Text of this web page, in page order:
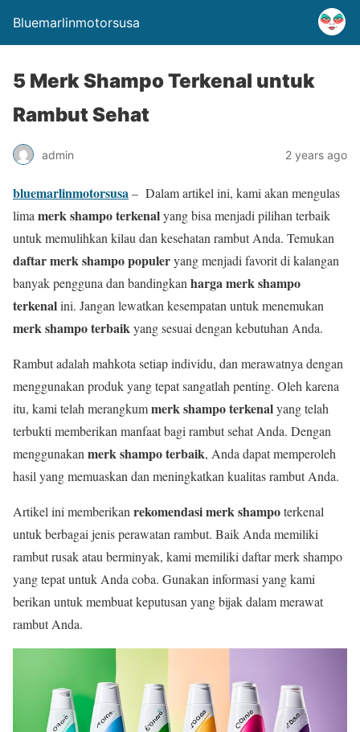
Bluemarlinmotorsusa
5 Merk Shampo Terkenal untuk
Rambut Sehat
admin 2 years ago
bluemarlinmotorsusa– Dalam artikel ini, kami akan mengulas
lima merk shampo terkenalyang bisa menjadi pilihan terbaik
untuk memulihkan kilau dan kesehatan rambut Anda. Temukan
daftar merk shampo populeryang menjadi favorit di kalangan
banyak pengguna dan bandingkan harga merk shampo
terkenalini. Jangan lewatkan kesempatan untuk menemukan
merk shampo terbaikyang sesuai dengan kebutuhan Anda.
Rambut adalah mahkota setiap individu, dan merawatnya dengan
menggunakan produk yang tepat sangatlah penting. Oleh karena
itu, kami telah merangkummerk shampo terkenalyang telah
terbukti memberikan manfaat bagi rambut sehat Anda. Dengan
menggunakan merk shampo terbaik, Anda dapat memperoleh
hasil yang memuaskan dan meningkatkan kualitas rambut Anda.
Artikel ini memberikan rekomendasi merk shampoterkenal
untuk berbagai jenis perawatan rambut. Baik Anda memiliki
rambut rusak atau berminyak, kami memiliki daftar merk shampo
yang tepat untuk Anda coba. Gunakan informasi yang kami
berikan untuk membuat keputusan yang bijak dalam merawat
rambut Anda.